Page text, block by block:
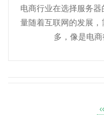
电商行业在选择服务
量随着互联网的发展
多，像是电
‹‹